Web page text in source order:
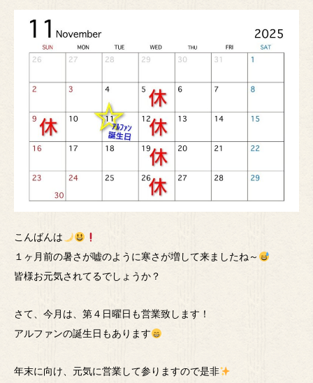
こんばんは
１ヶ月前の暑さが嘘のように寒さが増して来ましたね～
皆様お元気されてるでしょうか？
さて、今月は、第４日曜日も営業致します！
アルファンの誕生日もあります
年末に向け、元気に営業して参りますので是非